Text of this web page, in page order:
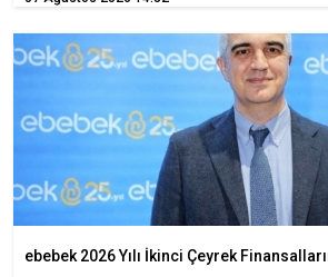
ebebek 2026 Yılı İkinci Çeyrek